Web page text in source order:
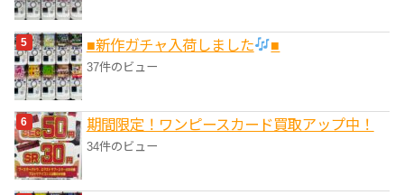
■新作ガチャ入荷しました ■
37件のビュー
期間限定！ワンピースカード買取アップ中！
34件のビュー